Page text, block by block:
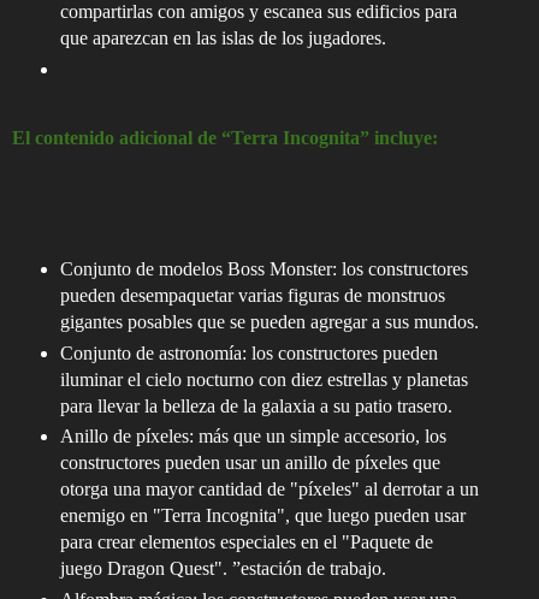
compartirlas con amigos y escanea sus edificios para
que aparezcan en las islas de los jugadores.
El contenido adicional de “Terra Incognita” incluye:
Conjunto de modelos Boss Monster: los constructores
pueden desempaquetar varias figuras de monstruos
gigantes posables que se pueden agregar a sus mundos.
Conjunto de astronomía: los constructores pueden
iluminar el cielo nocturno con diez estrellas y planetas
para llevar la belleza de la galaxia a su patio trasero.
Anillo de píxeles: más que un simple accesorio, los
constructores pueden usar un anillo de píxeles que
otorga una mayor cantidad de "píxeles" al derrotar a un
enemigo en "Terra Incognita", que luego pueden usar
para crear elementos especiales en el "Paquete de
juego Dragon Quest". ”estación de trabajo.